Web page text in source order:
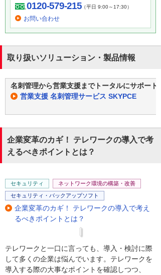
0120-579-215（平日 9:00～17:30）
お問い合わせ
取り扱いソリューション・製品情報
名刺管理から営業支援までトータルにサポート
営業支援 名刺管理サービス SKYPCE
企業変革のカギ！ テレワークの導入で考
えるべきポイントとは？
セキュリティ
ネットワーク環境の構築・改善
セキュリティ・バックアップソフト
企業変革のカギ！ テレワークの導入で考え
るべきポイントとは？
テレワークと一口に言っても、導入・検討に際
して多くの企業は悩んでいます。テレワークを
導入する際の大事なポイントを確認しつつ、